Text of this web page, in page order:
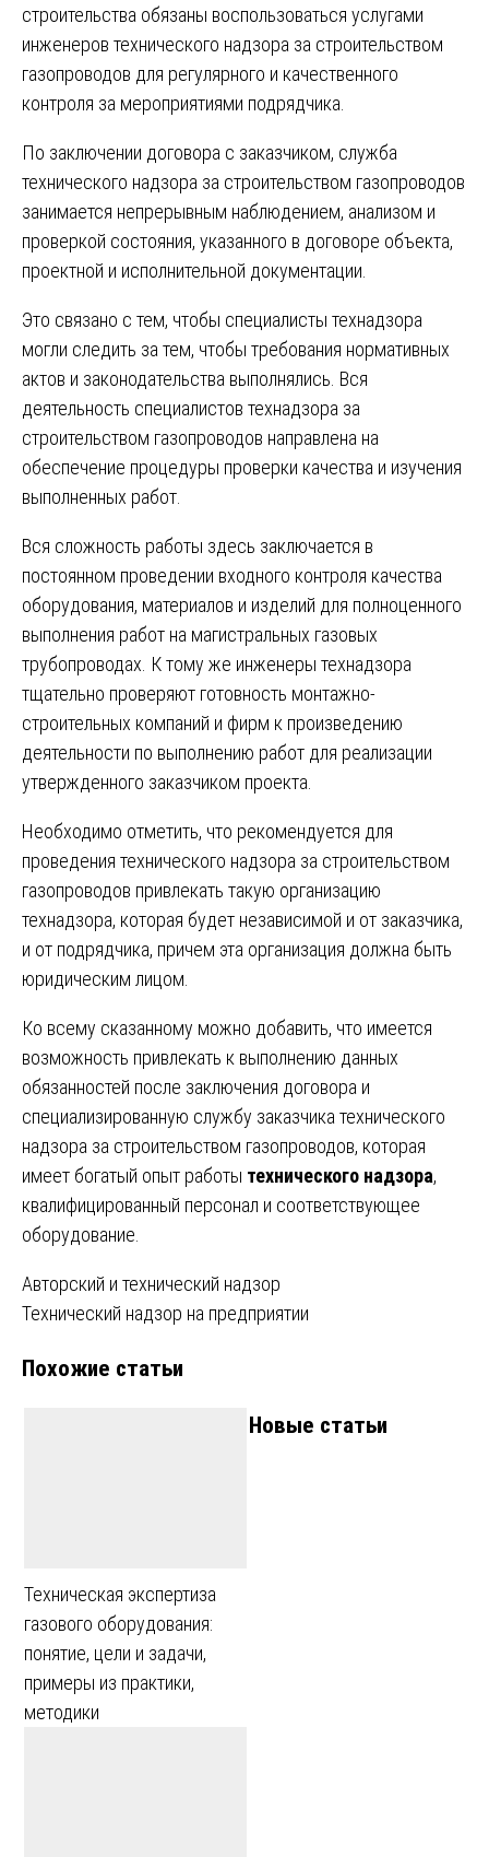
строительства обязаны воспользоваться услугами
инженеров технического надзора за строительством
газопроводов для регулярного и качественного
контроля за мероприятиями подрядчика.
По заключении договора с заказчиком, служба
технического надзора за строительством газопроводов
занимается непрерывным наблюдением, анализом и
проверкой состояния, указанного в договоре объекта,
проектной и исполнительной документации.
Это связано с тем, чтобы специалисты технадзора
могли следить за тем, чтобы требования нормативных
актов и законодательства выполнялись. Вся
деятельность специалистов технадзора за
строительством газопроводов направлена на
обеспечение процедуры проверки качества и изучения
выполненных работ.
Вся сложность работы здесь заключается в
постоянном проведении входного контроля качества
оборудования, материалов и изделий для полноценного
выполнения работ на магистральных газовых
трубопроводах. К тому же инженеры технадзора
тщательно проверяют готовность монтажно-
строительных компаний и фирм к произведению
деятельности по выполнению работ для реализации
утвержденного заказчиком проекта.
Необходимо отметить, что рекомендуется для
проведения технического надзора за строительством
газопроводов привлекать такую организацию
технадзора, которая будет независимой и от заказчика,
и от подрядчика, причем эта организация должна быть
юридическим лицом.
Ко всему сказанному можно добавить, что имеется
возможность привлекать к выполнению данных
обязанностей после заключения договора и
специализированную службу заказчика технического
надзора за строительством газопроводов, которая
имеет богатый опыт работы технического надзора,
квалифицированный персонал и соответствующее
оборудование.
Навигация
записям
Авторский и технический надзор
Технический надзор на предприятии
Похожие статьи
Техническая экспертиза
газового оборудования:
понятие, цели и задачи,
примеры из практики,
методики
Новые статьи